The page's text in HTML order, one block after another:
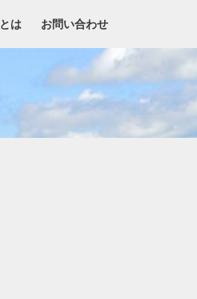
は お問い合わせ